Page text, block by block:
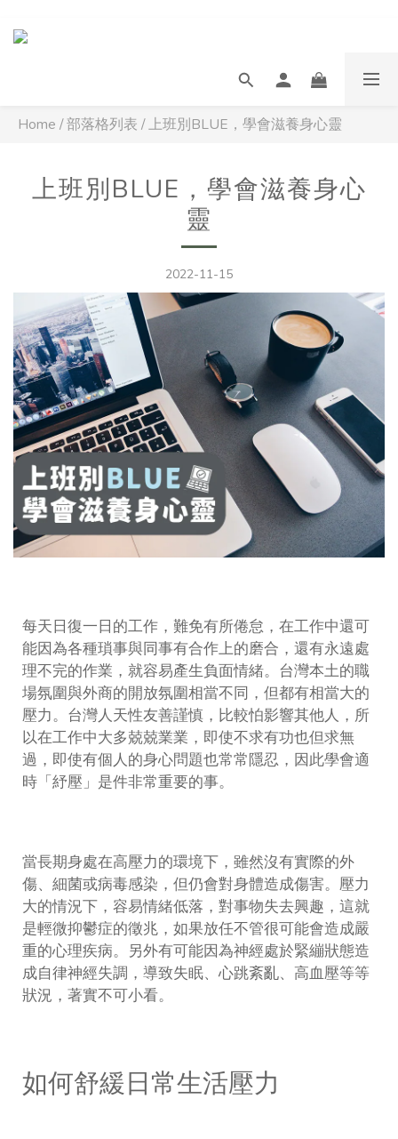
Home /部落格列表 /上班別BLUE，學會滋養身心靈
上班別BLUE，學會滋養身心
靈
2022-11-15
每天日復一日的工作，難免有所倦怠，在工作中還可
能因為各種瑣事與同事有合作上的磨合，還有永遠處
理不完的作業，就容易產生負面情緒。台灣本土的職
場氛圍與外商的開放氛圍相當不同，但都有相當大的
壓力。台灣人天性友善謹慎，比較怕影響其他人，所
以在工作中大多兢兢業業，即使不求有功也但求無
過，即使有個人的身心問題也常常隱忍，因此學會適
時「紓壓」是件非常重要的事。
當長期身處在高壓力的環境下，雖然沒有實際的外
傷、細菌或病毒感染，但仍會對身體造成傷害。壓力
大的情況下，容易情緒低落，對事物失去興趣，這就
是輕微抑鬱症的徵兆，如果放任不管很可能會造成嚴
重的心理疾病。另外有可能因為神經處於緊繃狀態造
成自律神經失調，導致失眠、心跳紊亂、高血壓等等
狀況，著實不可小看。
如何舒緩日常生活壓力